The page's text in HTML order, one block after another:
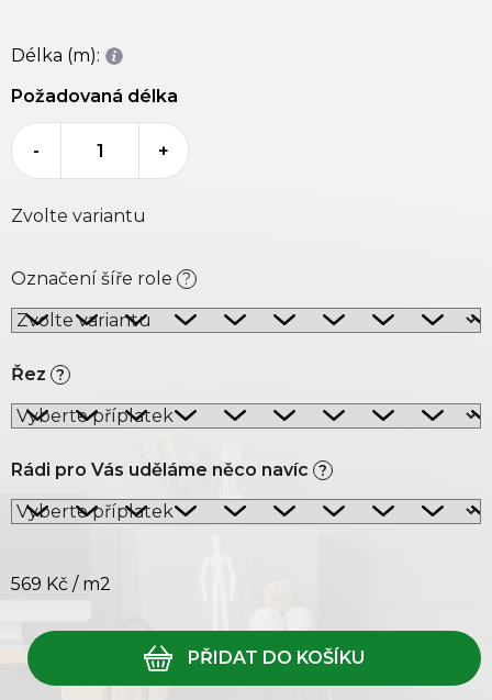
Označení šíře role ?
Řez ?
Rádi pro Vás uděláme něco navíc ?
569 Kč / m2
Zvolte variantu
Délka (m):
Požadovaná délka
- +